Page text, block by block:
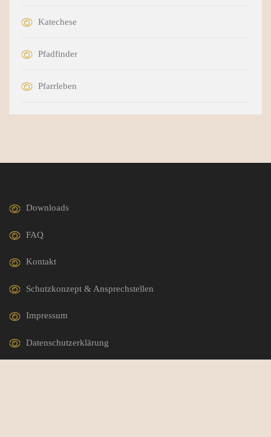
Katechese
Pfadfinder
Pfarrleben
Downloads
FAQ
Kontakt
Schutzkonzept & Ansprechstellen
Impressum
Datenschutzerklärung